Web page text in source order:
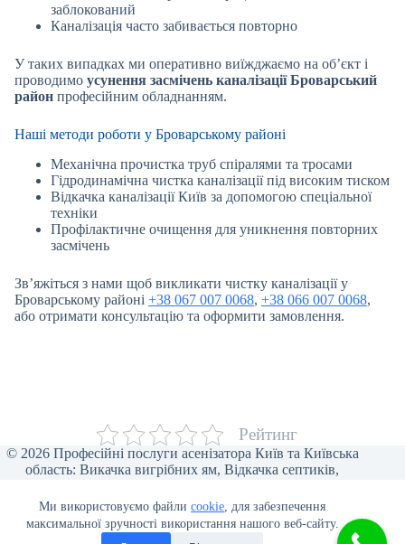
Ми використовуємо файлиcookie, для забезпечення
максимальної зручності використання нашого веб-сайту.
заблокований
Каналізація часто забивається повторно
У таких випадках ми оперативно виїжджаємо на об’єкт і
проводимо усунення засмічень каналізації Броварський
район професійним обладнанням.
Наші методи роботи у Броварському районі
Механічна прочистка труб спіралями та тросами
Гідродинамічна чистка каналізації під високим тиском
Відкачка каналізації Київ за допомогою спеціальної
техніки
Профілактичне очищення для уникнення повторних
засмічень
Зв’яжіться з нами щоб викликати чистку каналізації у
Броварському районі +38 067 007 0068, +38 066 007 0068,
або отримати консультацію та оформити замовлення.
Рейтинг
© 2026 Професійні послуги асенізатора Київ та Київська
область: Викачка вигрібних ям, Відкачка септиків,
Асенізаторські послуги для бізнесу, Викачка ілу та піску,
Відеоінспекція труб, Мулосос, Чистка ям від мулу.